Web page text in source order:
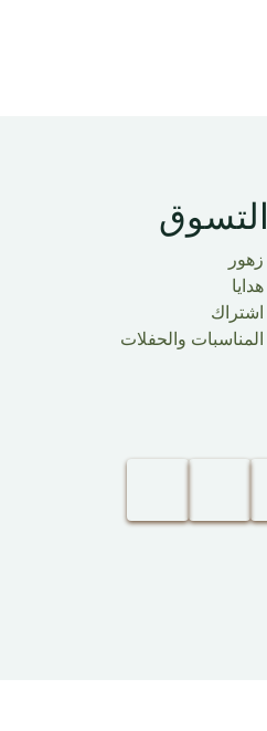
التسوق
زهور
هدايا
اشتراك
المناسبات والحفلات